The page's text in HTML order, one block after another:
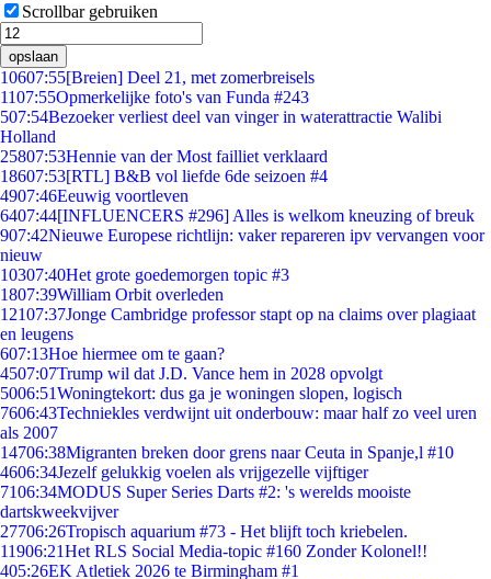
Scrollbar gebruiken
opslaan
10607:55[Breien] Deel 21, met zomerbreisels
1107:55Opmerkelijke foto's van Funda #243
507:54Bezoeker verliest deel van vinger in waterattractie Walibi
Holland
25807:53Hennie van der Most failliet verklaard
18607:53[RTL] B&B vol liefde 6de seizoen #4
4907:46Eeuwig voortleven
6407:44[INFLUENCERS #296] Alles is welkom kneuzing of breuk
907:42Nieuwe Europese richtlijn: vaker repareren ipv vervangen voor
nieuw
10307:40Het grote goedemorgen topic #3
1807:39William Orbit overleden
12107:37Jonge Cambridge professor stapt op na claims over plagiaat
en leugens
607:13Hoe hiermee om te gaan?
4507:07Trump wil dat J.D. Vance hem in 2028 opvolgt
5006:51Woningtekort: dus ga je woningen slopen, logisch
7606:43Techniekles verdwijnt uit onderbouw: maar half zo veel uren
als 2007
14706:38Migranten breken door grens naar Ceuta in Spanje,l #10
4606:34Jezelf gelukkig voelen als vrijgezelle vijftiger
7106:34MODUS Super Series Darts #2: 's werelds mooiste
dartskweekvijver
27706:26Tropisch aquarium #73 - Het blijft toch kriebelen.
11906:21Het RLS Social Media-topic #160 Zonder Kolonel!!
405:26EK Atletiek 2026 te Birmingham #1